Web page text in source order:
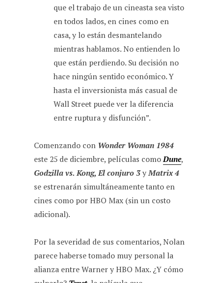
que el trabajo de un cineasta sea visto
en todos lados, en cines como en
casa, y lo están desmantelando
mientras hablamos. No entienden lo
que están perdiendo. Su decisión no
hace ningún sentido económico. Y
hasta el inversionista más casual de
Wall Street puede ver la diferencia
entre ruptura y disfunción”.
Comenzando con Wonder Woman 1984
este 25 de diciembre, películas comoDune,
Godzilla vs. Kong, El conjuro 3yMatrix 4
se estrenarán simultáneamente tanto en
cines como por HBO Max (sin un costo
adicional).
Por la severidad de sus comentarios, Nolan
parece haberse tomado muy personal la
alianza entre Warner y HBO Max. ¿Y cómo